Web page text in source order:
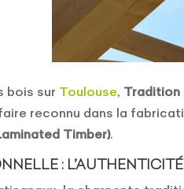
bois sur Toulouse, Tradition
reconnu dans la
Timber).
: